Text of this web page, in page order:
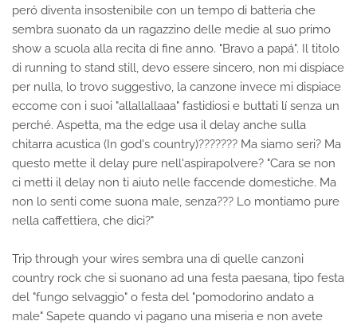
peró diventa insostenibile con un tempo di batteria che
sembra suonato da un ragazzino delle medie al suo primo
show a scuola alla recita di fine anno. "Bravo a papá". Il titolo
di running to stand still, devo essere sincero, non mi dispiace
per nulla, lo trovo suggestivo, la canzone invece mi dispiace
eccome con i suoi "allallallaaa" fastidiosi e buttati lí senza un
perché. Aspetta, ma the edge usa il delay anche sulla
chitarra acustica (In god's country)??????? Ma siamo seri? Ma
questo mette il delay pure nell'aspirapolvere? "Cara se non
ci metti il delay non ti aiuto nelle faccende domestiche. Ma
non lo senti come suona male, senza??? Lo montiamo pure
nella caffettiera, che dici?"
Trip through your wires sembra una di quelle canzoni
country rock che si suonano ad una festa paesana, tipo festa
del "fungo selvaggio" o festa del "pomodorino andato a
male" Sapete quando vi pagano una miseria e non avete